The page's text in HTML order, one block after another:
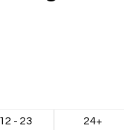
12 - 23 24+